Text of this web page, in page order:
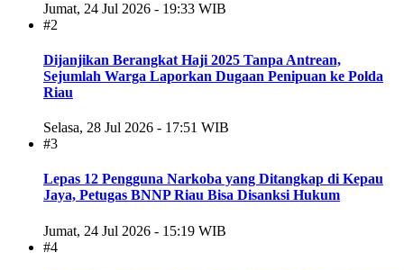
Jumat, 24 Jul 2026 - 19:33 WIB
#2
Dijanjikan Berangkat Haji 2025 Tanpa Antrean,
Sejumlah Warga Laporkan Dugaan Penipuan ke Polda
Riau
Selasa, 28 Jul 2026 - 17:51 WIB
#3
Lepas 12 Pengguna Narkoba yang Ditangkap di Kepau
Jaya, Petugas BNNP Riau Bisa Disanksi Hukum
Jumat, 24 Jul 2026 - 15:19 WIB
#4